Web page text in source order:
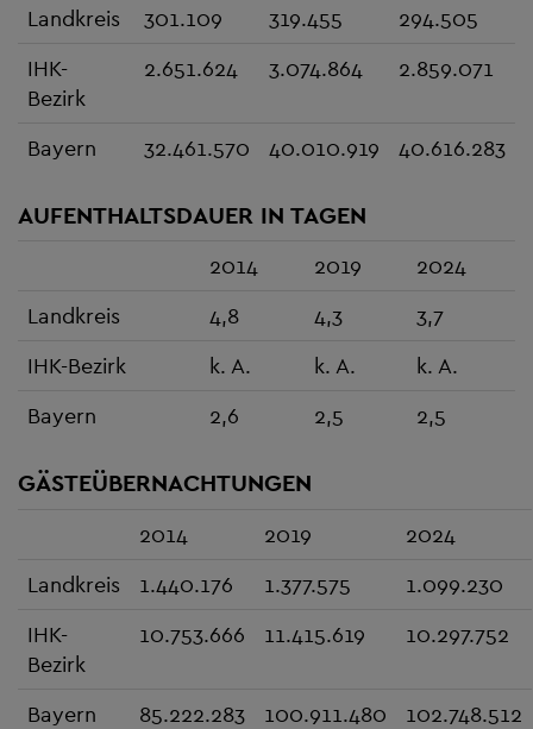
Landkreis
301.109 319.455
294.505
IHK-
Bezirk
2.651.624 3.074.864 2.859.071
Bayern 32.461.570 40.010.919 40.616.283
AUFENTHALTSDAUER IN TAGEN
2014 2019
2024
Landkreis
4,8 4,3
3,7
IHK-Bezirk
k. A. k. A.
k. A.
Bayern
2,6 2,5 2,5
GÄSTEÜBERNACHTUNGEN
2014 2019
2024
Landkreis
1.440.176 1.377.575
1.099.230
IHK-
Bezirk
10.753.666 11.415.619 10.297.752
Bayern 85.222.283 100.911.480 102.748.512